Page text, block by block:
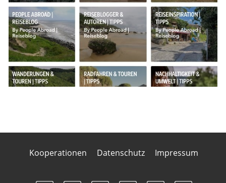
Kooperationen Datenschutz Impressum